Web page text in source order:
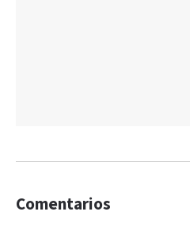
Comentarios